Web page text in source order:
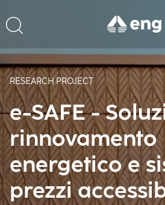
RESEARCH PROJECT
e-SAFE -
rinnovamento
energetico e
prezzi